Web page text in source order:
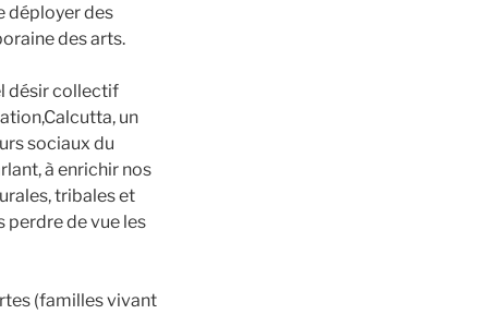
déployer des
des arts.
désir collectif
un
sociaux du
à enrichir nos
tribales et
perdre de vue les
(familles vivant